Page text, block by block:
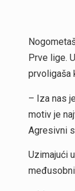
Prve lige.
prvoligaša
– Iza nas
motiv je
Agresivni
Uzimajući